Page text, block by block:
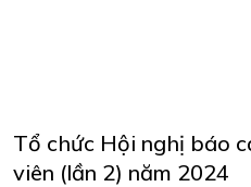
Tổ chức Hội nghị báo
viên (lần 2) năm 2024